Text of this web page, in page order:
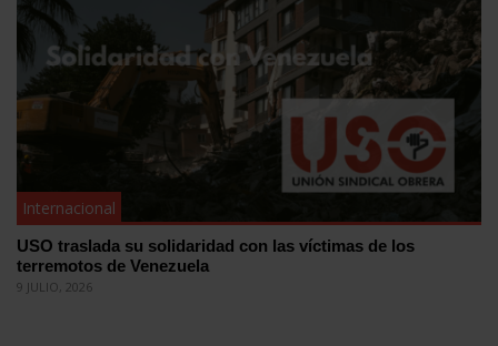
Internacional
USO traslada su solidaridad con las víctimas de los
terremotos de Venezuela
9 JULIO, 2026